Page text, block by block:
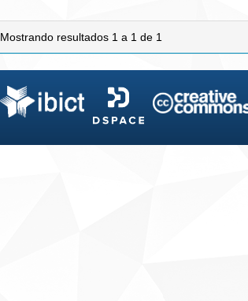
Mostrando resultados 1 a 1 de 1